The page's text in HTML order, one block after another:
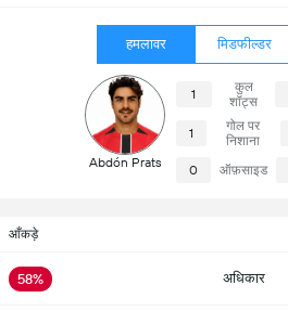
हमलावर मिडफील्डर
Abdón Prats
1
कुल
शॉट्स
1
गोल पर
निशाना
0 ऑफ़साइड
आँकड़े
58% अधिकार